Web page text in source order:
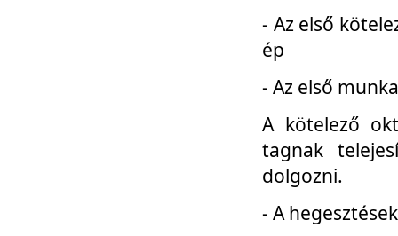
- Az első
ép
- Az első
A kötelező
tagnak
dolgozni.
- A